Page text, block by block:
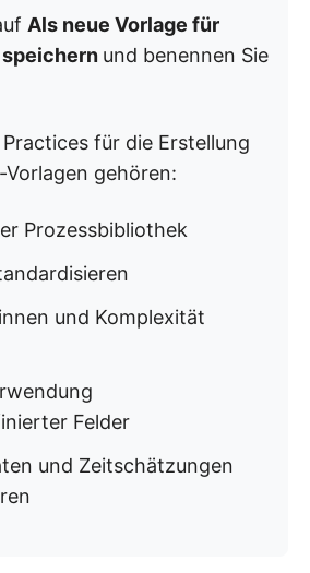
Als neue Vorlage für
und benennen Sie
für die Erstellung
gehören:
Prozessbibliothek
und Komplexität
Felder
und Zeitschätzungen